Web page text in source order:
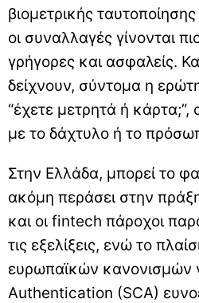
βιομετρικής
οι συναλλαγές γίνονται
γρήγορες και ασφαλείς.
δείχνουν, σύντομα η
“έχετε μετρητά ή
με το δάχτυλο ή το
Στην Ελλάδα, μπορεί το
ακόμη περάσει στην
και οι fintech πάροχοι
τις εξελίξεις, ενώ το
ευρωπαϊκών κανονισμών
Authentication (SCA)